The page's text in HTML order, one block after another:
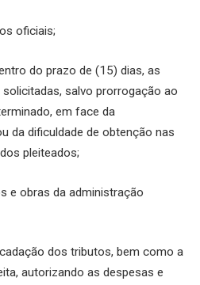
oficiais;
do prazo de (15) dias, as
salvo prorrogação ao
em face da
da dificuldade de obtenção nas
pleiteados;
e obras da administração
dos tributos, bem como a
autorizando as despesas e